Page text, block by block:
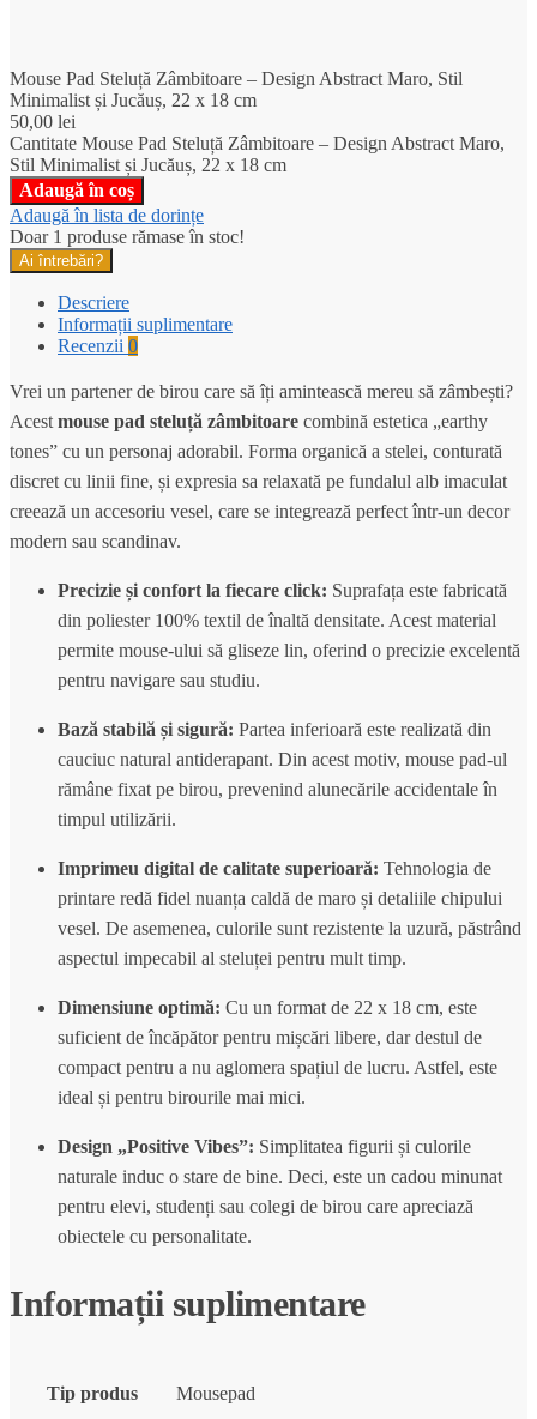
Mouse Pad Steluță Zâmbitoare – Design Abstract Maro, Stil
Minimalist și Jucăuș, 22 x 18 cm
50,00 lei
Cantitate Mouse Pad Steluță Zâmbitoare – Design Abstract Maro,
Stil Minimalist și Jucăuș, 22 x 18 cm
Adaugă în coș
Adaugă în lista de dorințe
Doar 1 produse rămase în stoc!
Ai întrebări?
Descriere
Informații suplimentare
Recenzii 0
Vrei un partener de birou care să îți amintească mereu să zâmbești?
Acest mouse pad steluță zâmbitoare combină estetica „earthy
tones” cu un personaj adorabil. Forma organică a stelei, conturată
discret cu linii fine, și expresia sa relaxată pe fundalul alb imaculat
creează un accesoriu vesel, care se integrează perfect într-un decor
modern sau scandinav.
Precizie și confort la fiecare click: Suprafața este fabricată
din poliester 100% textil de înaltă densitate. Acest material
permite mouse-ului să gliseze lin, oferind o precizie excelentă
pentru navigare sau studiu.
Bază stabilă și sigură: Partea inferioară este realizată din
cauciuc natural antiderapant. Din acest motiv, mouse pad-ul
rămâne fixat pe birou, prevenind alunecările accidentale în
timpul utilizării.
Imprimeu digital de calitate superioară: Tehnologia de
printare redă fidel nuanța caldă de maro și detaliile chipului
vesel. De asemenea, culorile sunt rezistente la uzură, păstrând
aspectul impecabil al steluței pentru mult timp.
Dimensiune optimă: Cu un format de 22 x 18 cm, este
suficient de încăpător pentru mișcări libere, dar destul de
compact pentru a nu aglomera spațiul de lucru. Astfel, este
ideal și pentru birourile mai mici.
Design „Positive Vibes”: Simplitatea figurii și culorile
naturale induc o stare de bine. Deci, este un cadou minunat
pentru elevi, studenți sau colegi de birou care apreciază
obiectele cu personalitate.
Informații suplimentare
Tip produs Mousepad